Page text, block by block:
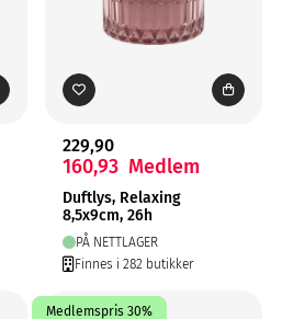
160,93 Medlem
229,90
Duftlys, Relaxing
8,5x9cm, 26h
PÅ NETTLAGER
Finnes i 282 butikker
Medlemspris 30%